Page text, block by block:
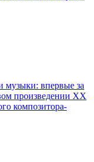
музыки: впервые за
произведении XX
композитора-